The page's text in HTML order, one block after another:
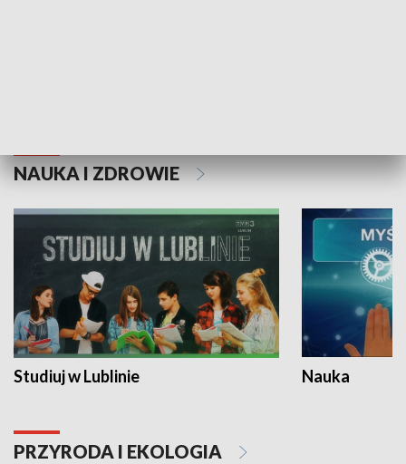
NAUKA I ZDROWIE
Studiuj w Lublinie Nauka
PRZYRODA I EKOLOGIA